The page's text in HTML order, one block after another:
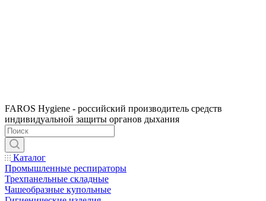
FAROS Hygiene - российский производитель средств
индивидуальной защиты органов дыхания
Каталог
Промышленные респираторы
Трехпанельные складные
Чашеобразные купольные